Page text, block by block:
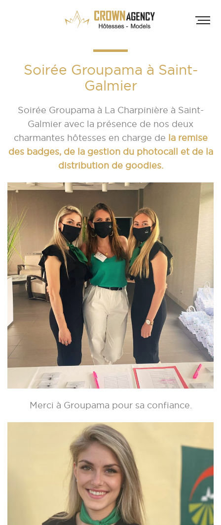
Soirée Groupama à Saint-
Galmier
Soirée Groupama à La Charpinière à Saint-
Galmier avec la présence de nos deux
charmantes hôtesses en charge de la remise
des badges, de la gestion du photocall et de la
distribution de goodies.
Merci à Groupama pour sa confiance.